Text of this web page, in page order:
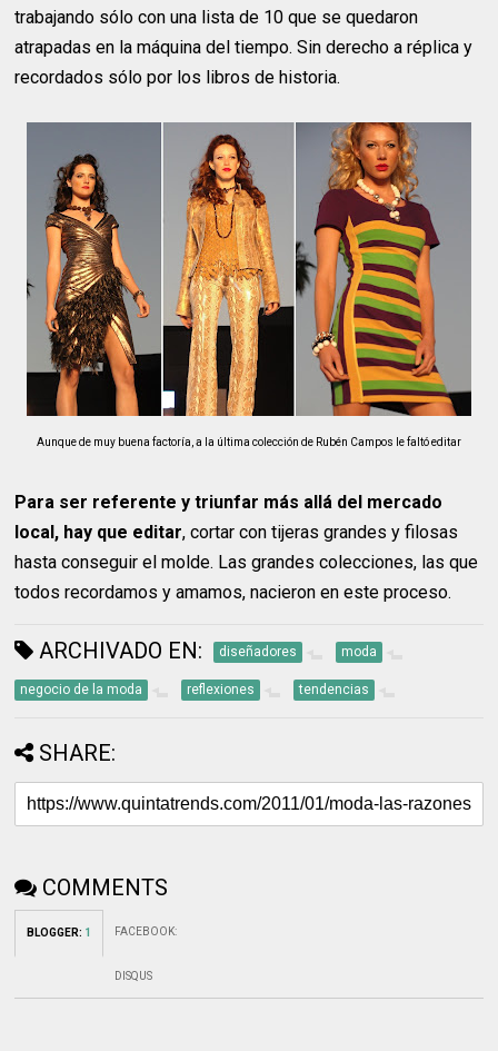
trabajando sólo con una lista de 10 que se quedaron
atrapadas en la máquina del tiempo. Sin derecho a réplica y
recordados sólo por los libros de historia.
Aunque de muy buena factoría, a la última colección de Rubén Campos le faltó editar
Para ser referente y triunfar más allá del mercado
local, hay que editar, cortar con tijeras grandes y filosas
hasta conseguir el molde. Las grandes colecciones, las que
todos recordamos y amamos, nacieron en este proceso.
ARCHIVADO EN: diseñadores moda
negocio de la moda reflexiones tendencias
SHARE:
COMMENTS
BLOGGER: 1 FACEBOOK:
DISQUS